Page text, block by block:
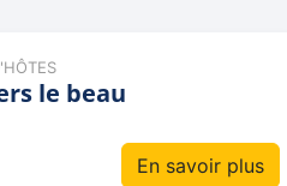
le beau
En savoir plus